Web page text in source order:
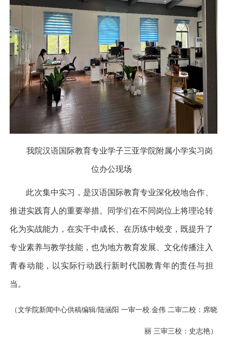
我院汉语国际教育专业学子三亚学院附属小学实习岗
位办公现场
此次集中实习，是汉语国际教育专业深化校地合作、
推进实践育人的重要举措。同学们在不同岗位上将理论转
化为实战能力，在实干中成长、在历练中蜕变，既提升了
专业素养与教学技能，也为地方教育发展、文化传播注入
青春动能，以实际行动践行新时代国教青年的责任与担
当。
（文学院新闻中心供稿编辑/陆涵阳 一审一校:金伟 二审二校：席晓
丽 三审三校：史志艳）